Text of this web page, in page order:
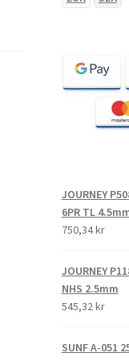
JOURNEY
6PR TL
750,34 kr
JOURNEY
NHS 2.5mm
545,32 kr
SUNF A-051